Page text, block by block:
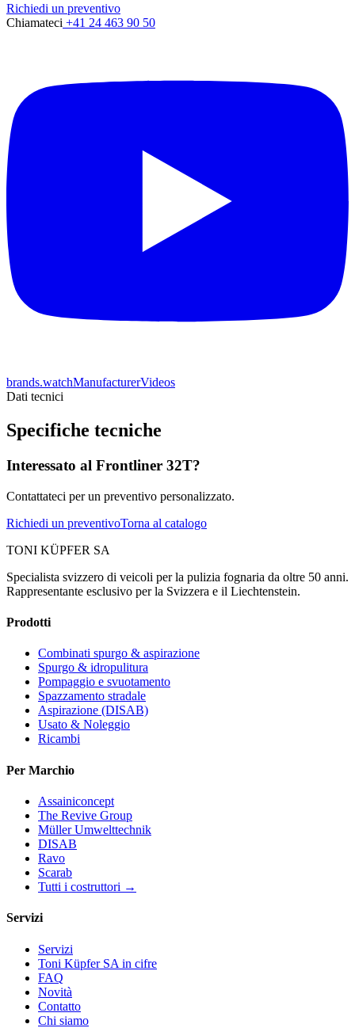
Richiedi un preventivo
Chiamateci +41 24 463 90 50
brands.watchManufacturerVideos
Dati tecnici
Specifiche tecniche
Interessato al Frontliner 32T?
Contattateci per un preventivo personalizzato.
Richiedi un preventivoTorna al catalogo
TONI KÜPFER SA
Specialista svizzero di veicoli per la pulizia fognaria da oltre 50 anni.
Rappresentante esclusivo per la Svizzera e il Liechtenstein.
Prodotti
Combinati spurgo & aspirazione
Spurgo & idropulitura
Pompaggio e svuotamento
Spazzamento stradale
Aspirazione (DISAB)
Usato & Noleggio
Ricambi
Per Marchio
Assainiconcept
The Revive Group
Müller Umwelttechnik
DISAB
Ravo
Scarab
Tutti i costruttori →
Servizi
Servizi
Toni Küpfer SA in cifre
FAQ
Novità
Contatto
Chi siamo